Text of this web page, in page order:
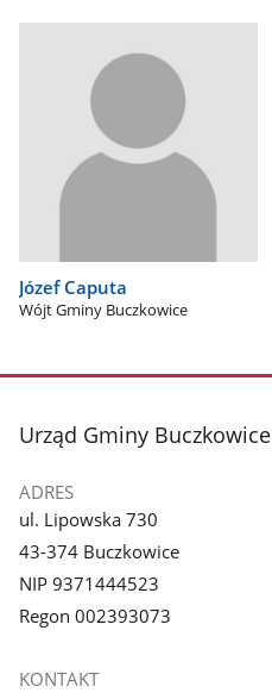
Józef Caputa
Wójt Gminy Buczkowice
stopka
Urząd Gminy Buczkowice
ADRES
ul. Lipowska 730
43-374 Buczkowice
NIP 9371444523
Regon 002393073
KONTAKT